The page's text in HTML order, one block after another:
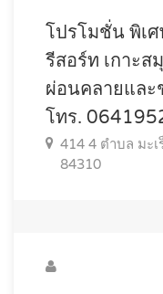
โปรโมชั่น พิเ
รีสอร์ท เกาะ
ผ่อนคลายแล
โทร.
414 4 ตำบล มะเ
84310